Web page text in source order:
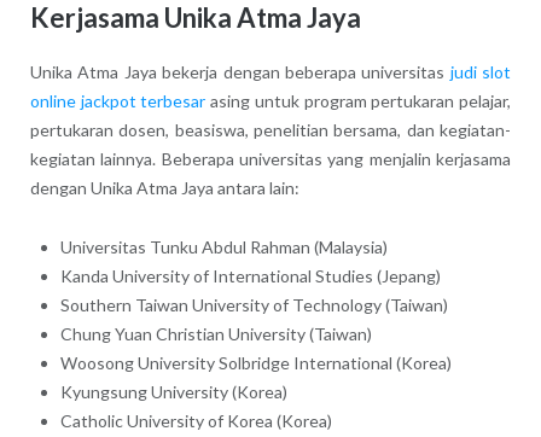
Kerjasama Unika Atma Jaya
Unika Atma Jaya bekerja dengan beberapa universitas judi slot
online jackpot terbesar asing untuk program pertukaran pelajar,
pertukaran dosen, beasiswa, penelitian bersama, dan kegiatan-
kegiatan lainnya. Beberapa universitas yang menjalin kerjasama
dengan Unika Atma Jaya antara lain:
Universitas Tunku Abdul Rahman (Malaysia)
Kanda University of International Studies (Jepang)
Southern Taiwan University of Technology (Taiwan)
Chung Yuan Christian University (Taiwan)
Woosong University Solbridge International (Korea)
Kyungsung University (Korea)
Catholic University of Korea (Korea)